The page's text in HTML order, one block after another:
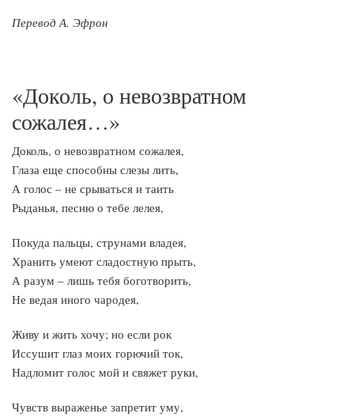
Перевод А. Эфрон
«Доколь, о невозвратном
сожалея…»
Доколь, о невозвратном сожалея,
Глаза еще способны слезы лить,
А голос – не срываться и таить
Рыданья, песню о тебе лелея,
Покуда пальцы, струнами владея,
Хранить умеют сладостную прыть,
А разум – лишь тебя боготворить,
Не ведая иного чародея,
Живу и жить хочу; но если рок
Иссушит глаз моих горючий ток,
Надломит голос мой и свяжет руки,
Чувств выраженье запретит уму,